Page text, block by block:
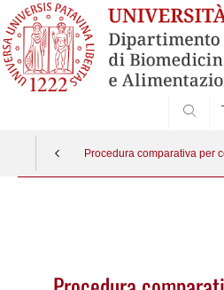
Procedura comparativa per